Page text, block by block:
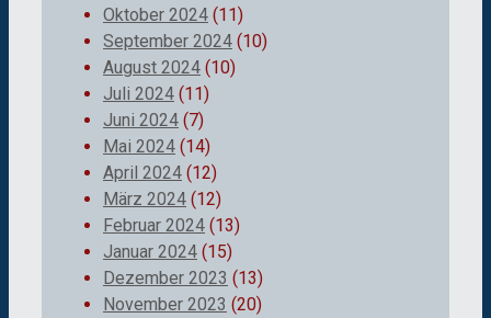
Oktober 2024 (11)
September 2024 (10)
August 2024 (10)
Juli 2024 (11)
Juni 2024 (7)
Mai 2024 (14)
April 2024 (12)
März 2024 (12)
Februar 2024 (13)
Januar 2024 (15)
Dezember 2023 (13)
November 2023 (20)